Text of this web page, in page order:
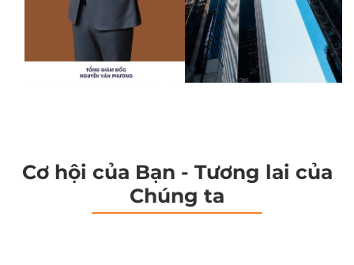
Cơ hội của Bạn - Tương lai của
Chúng ta